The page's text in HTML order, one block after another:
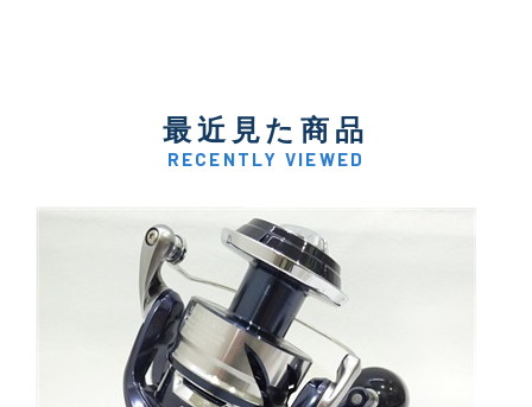
最近見た商品
RECENTLY VIEWED